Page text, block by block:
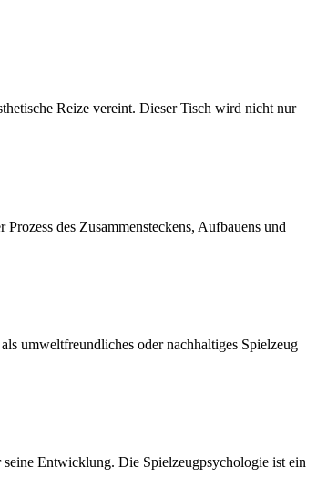
Reize vereint. Dieser Tisch wird nicht nur
des Zusammensteckens, Aufbauens und
umweltfreundliches oder nachhaltiges Spielzeug
Entwicklung. Die Spielzeugpsychologie ist ein